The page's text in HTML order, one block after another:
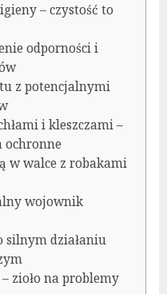
– czystość to
odporności i
z potencjalnymi
i kleszczami –
ochronne
w walce z robakami
wojownik
silnym działaniu
zioło na problemy